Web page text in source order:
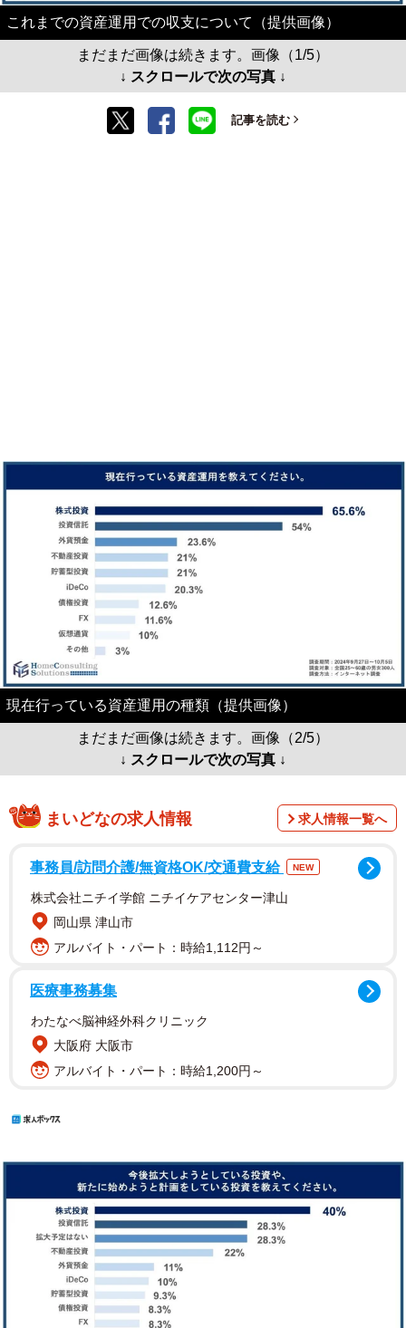
これまでの資産運用での収支について（提供画像）
まだまだ画像は続きます。画像（1/5）
↓ スクロールで次の写真 ↓
記事を読む
現在行っている資産運用の種類（提供画像）
まだまだ画像は続きます。画像（2/5）
↓ スクロールで次の写真 ↓
まいどなの求人情報 求人情報一覧へ
事務員/訪問介護/無資格OK/交通費支給 NEW
株式会社ニチイ学館 ニチイケアセンター津山
岡山県 津山市
アルバイト・パート：時給1,112円～
医療事務募集
わたなべ脳神経外科クリニック
大阪府 大阪市
アルバイト・パート：時給1,200円～